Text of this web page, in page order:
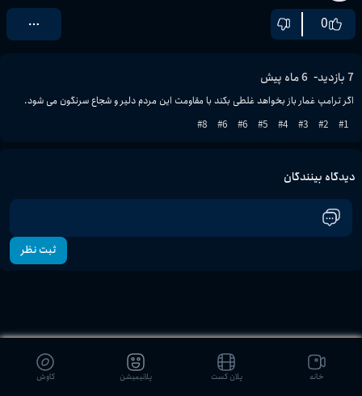
0
7بازدید- 6 ماه پیش
اگر ترامپ غمار باز بخواهد غلطی بکند با مقاومت این مردم دلیر و شجاع سرنگون می شود.
1
2
3
4
5
6
6
8
دیدگاه بینندگان
ثبت نظر
خانه پلان کست پلانیمیشن کاوش